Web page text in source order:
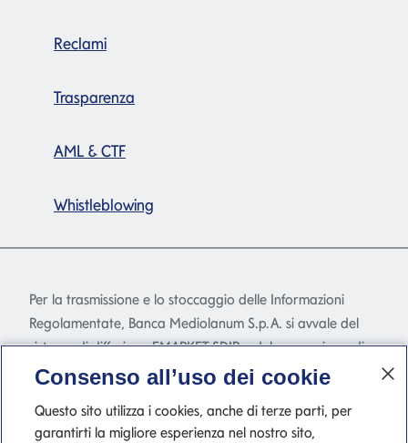
Reclami
Trasparenza
AML & CTF
Whistleblowing
Per la trasmissione e lo stoccaggio delle Informazioni
Regolamentate, Banca Mediolanum S.p.A. si avvale del
sistema di diffusione EMARKET SDIR e del meccanismo di
stoccaggio EMARKET Storage disponibile
Teleborsa S.r.l. - con sede Piazza di Priscilla, 4 - Roma - a
Consenso all’uso dei cookie
Questo sito utilizza i cookies, anche di terze parti, per
garantirti la migliore esperienza nel nostro sito,